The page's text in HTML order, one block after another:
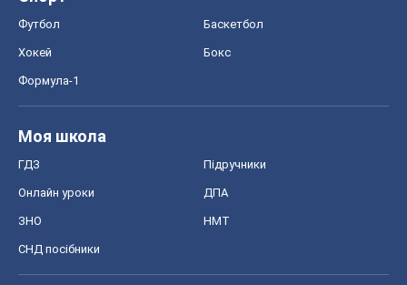
Футбол Баскетбол
Хокей Бокс
Формула-1
Моя школа
ГДЗ Підручники
Онлайн уроки ДПА
ЗНО НМТ
СНД посібники